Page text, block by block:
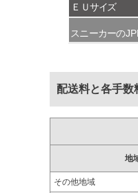
配送料と各手数
地
その他地域